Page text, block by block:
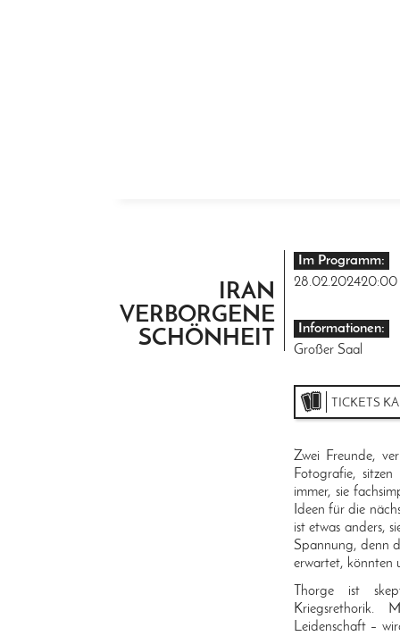
IRAN
VERBORGENE
SCHÖNHEIT
Im Programm:
28.02.202420:00
Informationen:
Großer Saal
TICKETS
Zwei Freunde,
Fotografie,
immer, sie
Ideen für die
ist etwas anders,
Spannung, denn
erwartet, könnten
Thorge ist
Kriegsrethorik.
Leidenschaft –